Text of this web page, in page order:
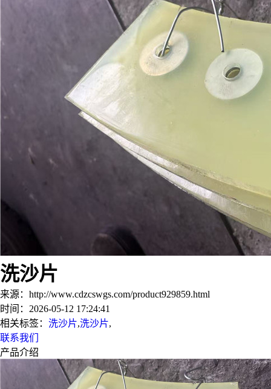
洗沙片
来源：http://www.cdzcswgs.com/product929859.html
时间：2026-05-12 17:24:41
相关标签： 洗沙片,洗沙片,
联系我们
产品介绍